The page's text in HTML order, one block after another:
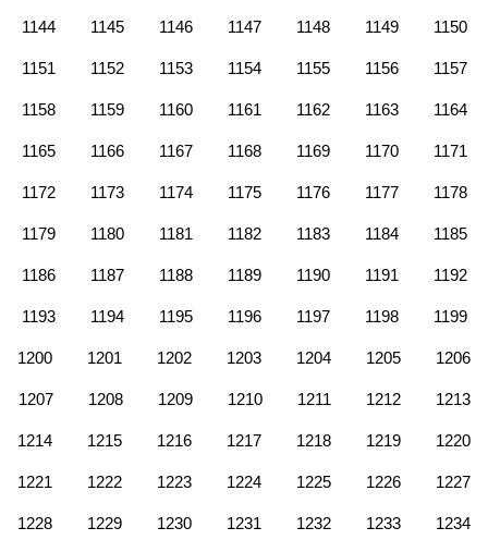
1144 1145 1146 1147 1148 1149 1150
1151 1152 1153 1154 1155 1156 1157
1158 1159 1160 1161 1162 1163 1164
1165 1166 1167 1168 1169 1170 1171
1172 1173 1174 1175 1176 1177 1178
1179 1180 1181 1182 1183 1184 1185
1186 1187 1188 1189 1190 1191 1192
1193 1194 1195 1196 1197 1198 1199
1200 1201 1202 1203 1204 1205 1206
1207 1208 1209 1210 1211 1212 1213
1214 1215 1216 1217 1218 1219 1220
1221 1222 1223 1224 1225 1226 1227
1228 1229 1230 1231 1232 1233 1234